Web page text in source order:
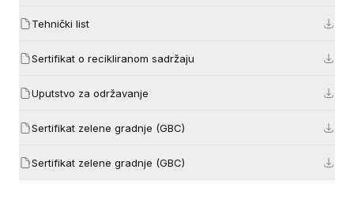
Tehnički list
Sertifikat o recikliranom sadržaju
Uputstvo za održavanje
Sertifikat zelene gradnje (GBC)
Sertifikat zelene gradnje (GBC)